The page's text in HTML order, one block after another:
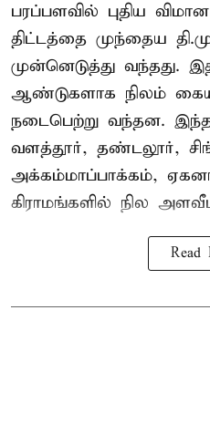
பரப்பளவில் புதிய
திட்டத்தை முந்தைய
முன்னெடுத்து வந்தது.
ஆண்டுகளாக நிலம்
நடைபெற்று வந்தன. இந்த
வளத்தூர், தண்டலூர்,
அக்கம்மாப்பாக்கம்,
கிராமங்களில் நில
Read